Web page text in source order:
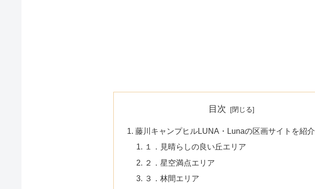
目次
藤川キャンプヒルLUNA・Lunaの区画サイトを紹介
１．見晴らしの良い丘エリア
２．星空満点エリア
３．林間エリア